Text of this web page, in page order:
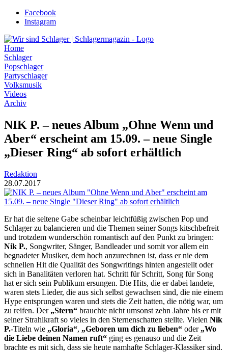
Zum
Inhalt
Facebook
Instagram
Home
Schlager
Popschlager
Partyschlager
Volksmusik
Videos
Archiv
NIK P. – neues Album „Ohne Wenn und
Aber“ erscheint am 15.09. – neue Single
„Dieser Ring“ ab sofort erhältlich
Redaktion
28.07.2017
Er hat die seltene Gabe scheinbar leichtfüßig zwischen Pop und
Schlager zu balancieren und die Themen seiner Songs kitschbefreit
und trotzdem wunderschön romantisch auf den Punkt zu bringen:
Nik P., Songwriter, Sänger, Bandleader und somit vor allem ein
begnadeter Musiker, dem hoch anzurechnen ist, dass er nie dem
schnellen Hit die Qualität des Songwritings hinten angestellt oder
sich in Banalitäten verloren hat. Schritt für Schritt, Song für Song
hat er sich sein Publikum ersungen. Die Hits, die er dabei landete,
waren stets Lieder, die aus sich selbst gewachsen sind, die nie einem
Hype entsprungen waren und stets die Zeit hatten, die nötig war, um
zu reifen. Der „Stern“ brauchte nicht umsonst zehn Jahre bis er mit
seiner Strahlkraft so vieles in den Sternenschatten stellte. Vielen Nik
P.-Titeln wie „Gloria“, „Geboren um dich zu lieben“ oder „Wo
die Liebe deinen Namen ruft“ ging es genauso und die Zeit
brachte es mit sich, dass sie heute namhafte Schlager-Klassiker sind.